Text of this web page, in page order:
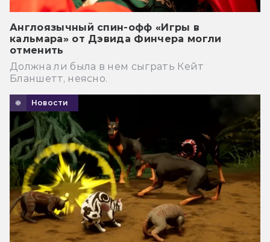
Англоязычный спин-офф «Игры в
кальмара» от Дэвида Финчера могли
отменить
Должна ли была в нем сыграть Кейт
Бланшетт, неясно.
Новости